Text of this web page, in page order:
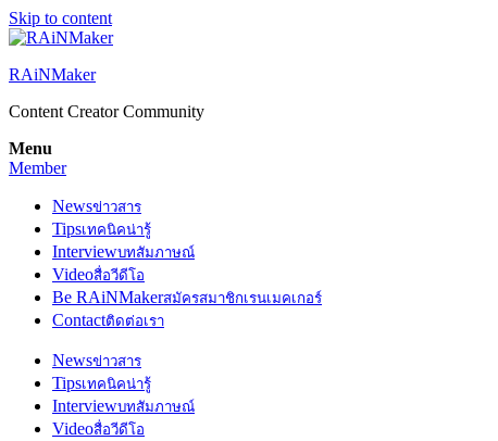
Skip to content
RAiNMaker
Content Creator Community
Menu
Member
Newsข่าวสาร
Tipsเทคนิคน่ารู้
Interviewบทสัมภาษณ์
Videoสื่อวีดีโอ
Be RAiNMakerสมัครสมาชิกเรนเมคเกอร์
Contactติดต่อเรา
Newsข่าวสาร
Tipsเทคนิคน่ารู้
Interviewบทสัมภาษณ์
Videoสื่อวีดีโอ